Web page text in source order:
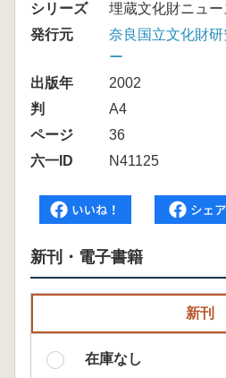
シリーズ
埋蔵文化財ニュ
発行元
奈良国立文化財
ー
出版年
2002
判
A4
ページ
36
六一ID
N41125
新刊・電子書籍
新刊
在庫なし